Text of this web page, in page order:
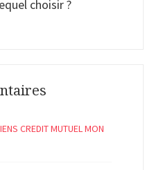
choisir ?
CREDIT MUTUEL MON